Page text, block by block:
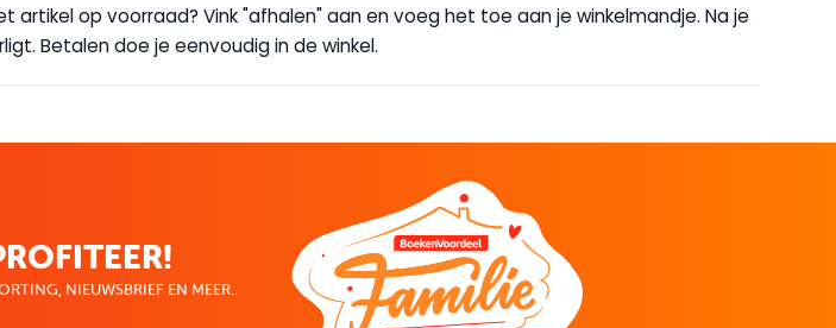
op voorraad? Vink "afhalen" aan en voeg het toe aan je winkelmandje. Na je
Betalen doe je eenvoudig in de winkel.
NIEUWSBRIEF EN MEER..